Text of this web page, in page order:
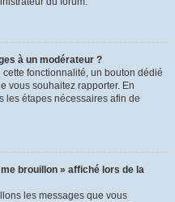
à un modérateur ?
fonctionnalité, un bouton dédié
vous souhaitez rapporter. En
les étapes nécessaires afin de
brouillon » affiché lors de la
les messages que vous